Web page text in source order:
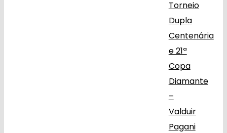
Torneio
Dupla
Centenária
e 21ª
Copa
Diamante
–
Valduir
Pagani